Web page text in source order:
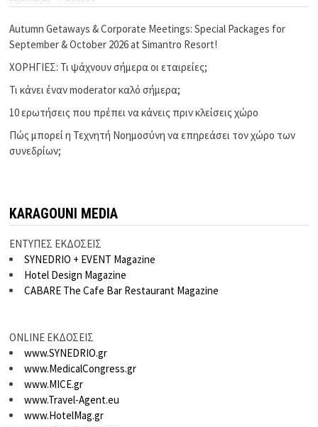
Autumn Getaways & Corporate Meetings: Special Packages for
September & October 2026 at Simantro Resort!
ΧΟΡΗΓΙΕΣ: Τι ψάχνουν σήμερα οι εταιρείες;
Τι κάνει έναν moderator καλό σήμερα;
10 ερωτήσεις που πρέπει να κάνεις πριν κλείσεις χώρο
Πώς μπορεί η Τεχνητή Νοημοσύνη να επηρεάσει τον χώρο των
συνεδρίων;
KARAGOUNI MEDIA
ΕΝΤΥΠΕΣ ΕΚΔΟΣΕΙΣ
SYNEDRIO + EVENT Magazine
Hotel Design Magazine
CABARE The Cafe Bar Restaurant Magazine
ONLINE ΕΚΔΟΣΕΙΣ
www.SYNEDRIO.gr
www.MedicalCongress.gr
www.MICE.gr
www.Travel-Agent.eu
www.HotelMag.gr